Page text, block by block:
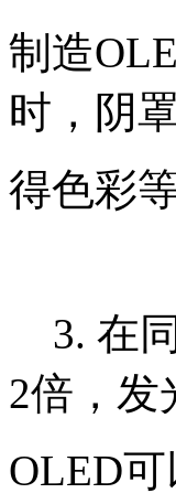
制造
时，阴
得色彩
3. 在
2倍，发
OLED